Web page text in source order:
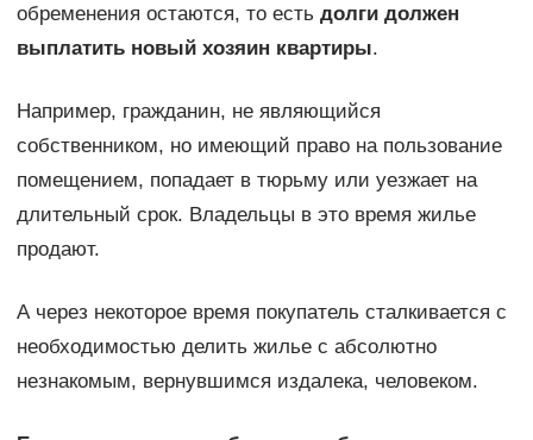
обременения остаются, то есть долги должен
выплатить новый хозяин квартиры.
Например, гражданин, не являющийся
собственником, но имеющий право на пользование
помещением, попадает в тюрьму или уезжает на
длительный срок. Владельцы в это время жилье
продают.
А через некоторое время покупатель сталкивается с
необходимостью делить жилье с абсолютно
незнакомым, вернувшимся издалека, человеком.